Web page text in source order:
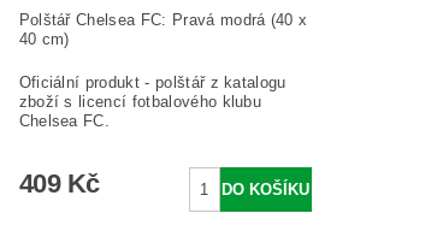
Polštář Chelsea FC: Pravá modrá (40 x
40 cm)
Oficiální produkt - polštář z katalogu
zboží s licencí fotbalového klubu
Chelsea FC.
409 Kč